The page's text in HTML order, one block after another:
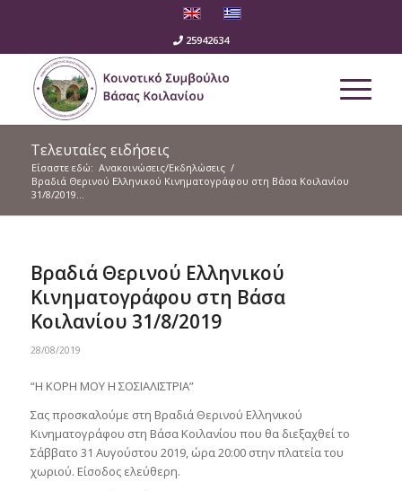
25942634
Τελευταίες ειδήσεις
Είσαστε εδώ: Ανακοινώσεις/Εκδηλώσεις /
Βραδιά Θερινού Ελληνικού Κινηματογράφου στη Βάσα Κοιλανίου
31/8/2019...
Βραδιά Θερινού Ελληνικού
Κινηματογράφου στη Βάσα
Κοιλανίου 31/8/2019
28/08/2019
“Η ΚΟΡΗ ΜΟΥ Η ΣΟΣΙΑΛΙΣΤΡΙΑ”
Σας προσκαλούμε στη Βραδιά Θερινού Ελληνικού
Κινηματογράφου στη Βάσα Κοιλανίου που θα διεξαχθεί το
Σάββατο 31 Αυγούστου 2019, ώρα 20:00 στην πλατεία του
χωριού. Είσοδος ελεύθερη.